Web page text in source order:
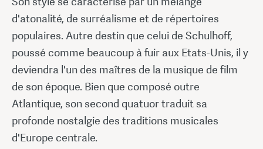
d'atonalité, de surréalisme et de répertoires
populaires. Autre destin que celui de Schulhoff,
poussé comme beaucoup à fuir aux Etats-Unis, il y
deviendra l'un des maîtres de la musique de film
de son époque. Bien que composé outre
Atlantique, son second quatuor traduit sa
profonde nostalgie des traditions musicales
d'Europe centrale.